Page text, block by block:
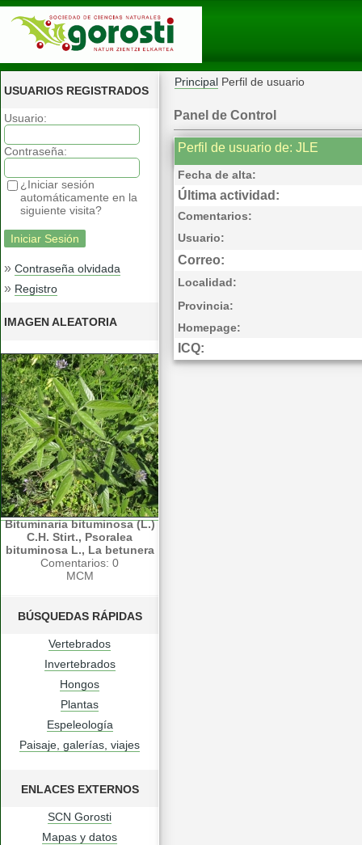
USUARIOS REGISTRADOS
Usuario:
Contraseña:
¿Iniciar sesión
automáticamente en la
siguiente visita?
» Contraseña olvidada
» Registro
IMAGEN ALEATORIA
Bituminaria bituminosa (L.)
C.H. Stirt., Psoralea
bituminosa L., La betunera
Comentarios: 0
MCM
BÚSQUEDAS RÁPIDAS
Vertebrados
Invertebrados
Hongos
Plantas
Espeleología
Paisaje, galerías, viajes
ENLACES EXTERNOS
SCN Gorosti
Mapas y datos
Principal Perfil de usuario
Panel de Control
Perfil de usuario de: JLE
Fecha de alta:
Última actividad:
Comentarios:
Usuario:
Correo:
Localidad:
Provincia:
Homepage:
ICQ: